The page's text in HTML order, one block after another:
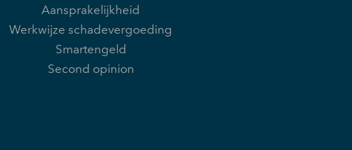
Aansprakelijkheid
Werkwijze schadevergoeding
Smartengeld
Second opinion